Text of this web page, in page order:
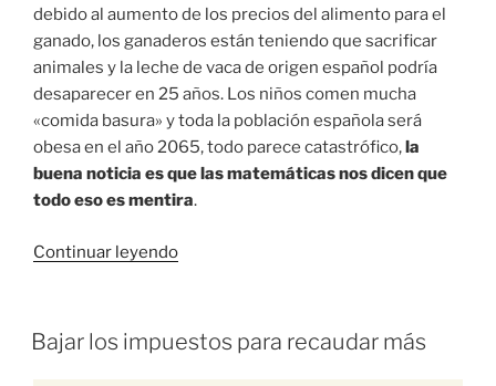
debido al aumento de los precios del alimento para el
ganado, los ganaderos están teniendo que sacrificar
animales y la leche de vaca de origen español podría
desaparecer en 25 años. Los niños comen mucha
«comida basura» y toda la población española será
obesa en el año 2065, todo parece catastrófico, la
buena noticia es que las matemáticas nos dicen que
todo eso es mentira.
Continuar leyendo
Bajar los impuestos para recaudar más